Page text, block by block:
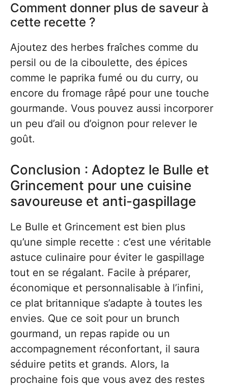
Comment donner plus de saveur à
cette recette ?
Ajoutez des herbes fraîches comme du
persil ou de la ciboulette, des épices
comme le paprika fumé ou du curry, ou
encore du fromage râpé pour une touche
gourmande. Vous pouvez aussi incorporer
un peu d’ail ou d’oignon pour relever le
goût.
Conclusion : Adoptez le Bulle et
Grincement pour une cuisine
savoureuse et anti-gaspillage
Le Bulle et Grincement est bien plus
qu’une simple recette : c’est une véritable
astuce culinaire pour éviter le gaspillage
tout en se régalant. Facile à préparer,
économique et personnalisable à l’infini,
ce plat britannique s’adapte à toutes les
envies. Que ce soit pour un brunch
gourmand, un repas rapide ou un
accompagnement réconfortant, il saura
séduire petits et grands. Alors, la
prochaine fois que vous avez des restes